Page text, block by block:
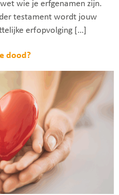
wie je erfgenamen zijn.
testament wordt jouw
erfopvolging […]
dood?